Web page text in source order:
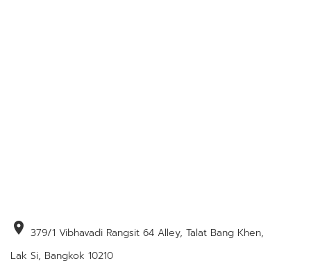
location_on 379/1 Vibhavadi Rangsit 64 Alley, Talat Bang Khen,
Lak Si, Bangkok 10210